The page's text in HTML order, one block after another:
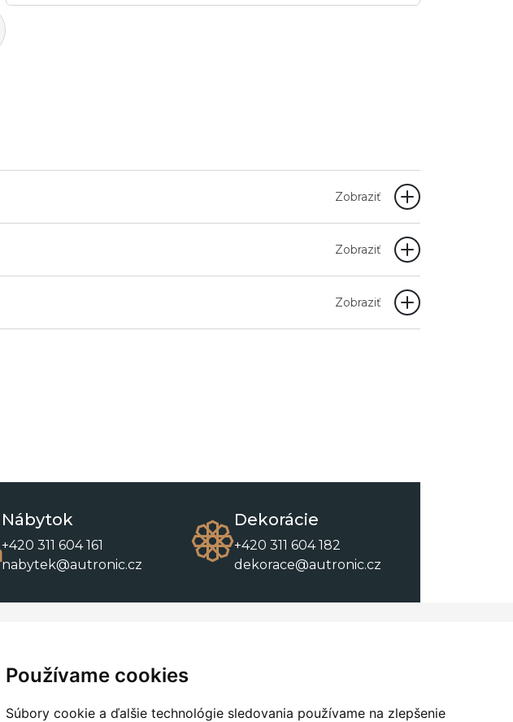
Používame cookies
Súbory cookie a ďalšie technológie sledovania používame na zlepšenie
Zobraziť
Zobraziť
Zobraziť
Nábytok
+420 311 604 161
nabytek@autronic.cz
Dekorácie
+420 311 604 182
dekorace@autronic.cz
Kontakty